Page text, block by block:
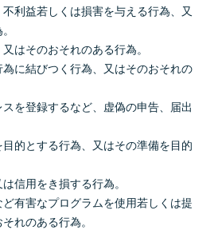
利益若しくは損害を与える行為、又
はそのおそれのある行為。
に結びつく行為、又はそのおそれの
を登録するなど、虚偽の申告、届出
的とする行為、又はその準備を目的
信用をき損する行為。
有害なプログラムを使用若しくは提
れのある行為。